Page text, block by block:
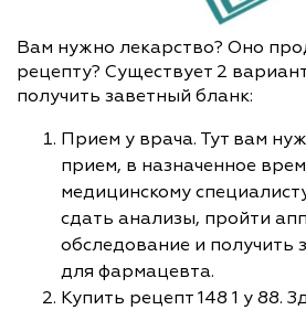
Вам нужно лекарство? Оно
рецепту? Существует 2
получить заветный бланк:
Прием у врача. Тут вам
прием, в назначенное
медицинскому
сдать анализы, пройти
обследование и получить
для фармацевта.
Купить рецепт 148 1 у 88.